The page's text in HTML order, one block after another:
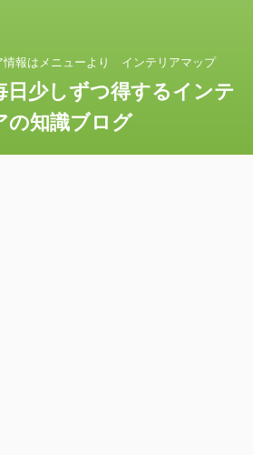
情報はメニューより インテリアマップ
少しずつ得するインテ
の知識ブログ